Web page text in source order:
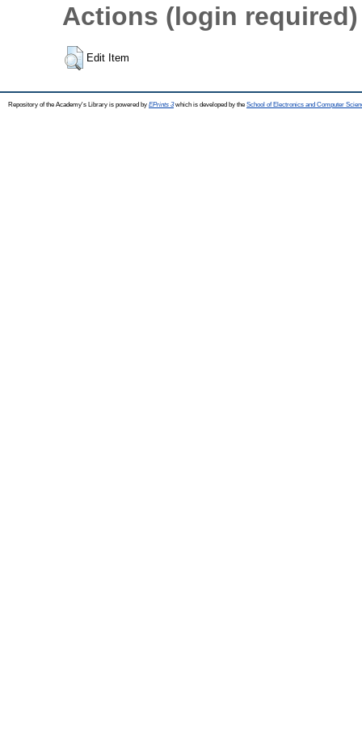
Actions (login required)
Edit Item
Repository of the Academy's Library is powered by EPrints 3which is developed by the School of Electronics and Computer